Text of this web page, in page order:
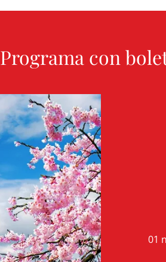
Programa con
01